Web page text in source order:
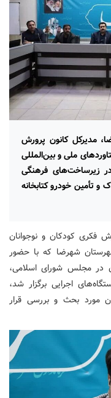
مدیرکل کانون پرورش
ملی و بین‌المللی
زیرساخت‌های فرهنگی
تأمین خودرو کتابخانه
فکری کودکان و نوجوانان
شهرضا که با حضور
در مجلس شورای اسلامی،
اجرایی برگزار شد،
مورد بحث و بررسی قرار